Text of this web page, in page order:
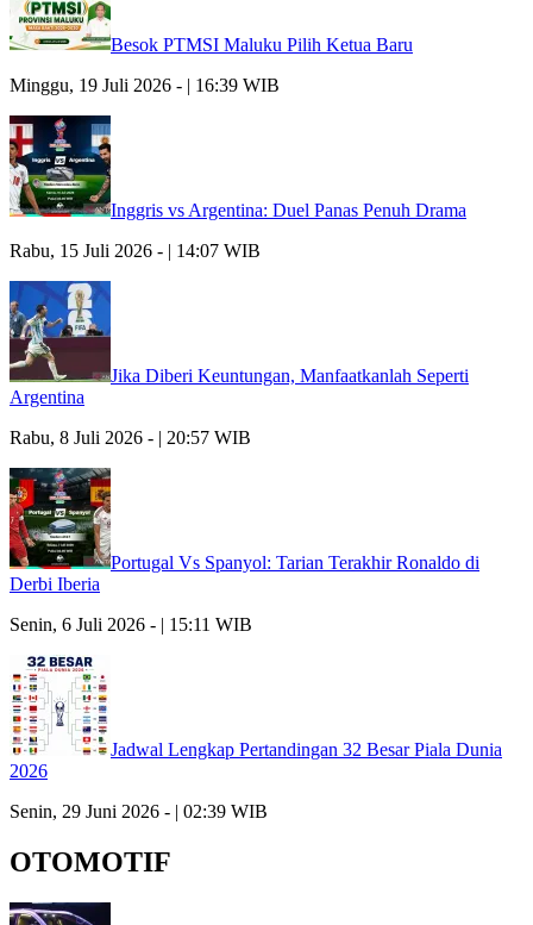
Besok PTMSI Maluku Pilih Ketua Baru
Minggu, 19 Juli 2026 - | 16:39 WIB
Inggris vs Argentina: Duel Panas Penuh Drama
Rabu, 15 Juli 2026 - | 14:07 WIB
Jika Diberi Keuntungan, Manfaatkanlah Seperti
Argentina
Rabu, 8 Juli 2026 - | 20:57 WIB
Portugal Vs Spanyol: Tarian Terakhir Ronaldo di
Derbi Iberia
Senin, 6 Juli 2026 - | 15:11 WIB
Jadwal Lengkap Pertandingan 32 Besar Piala Dunia
2026
Senin, 29 Juni 2026 - | 02:39 WIB
OTOMOTIF